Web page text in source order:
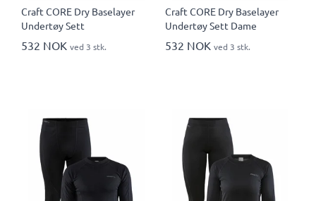
Craft CORE Dry Baselayer
Undertøy Sett
532 NOK ved 3 stk.
Craft CORE Dry Baselayer
Undertøy Sett Dame
532 NOK ved 3 stk.